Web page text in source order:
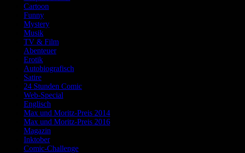
Cartoon
Funny
Mystery
Musik
TV & Film
Abenteuer
Erotik
Autobiografisch
Satire
24 Stunden Comic
Web-Special
Englisch
Max und Moritz-Preis 2014
Max und Moritz-Preis 2016
Magazin
Inktober
Comic-Challenge